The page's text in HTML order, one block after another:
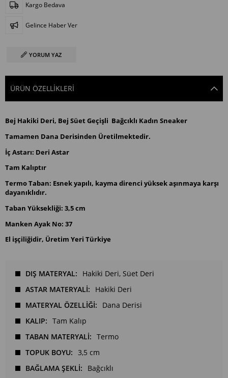
Kargo Bedava
Gelince Haber Ver
YORUM YAZ
ÜRÜN ÖZELLIKLERI
Bej Hakiki Deri, Bej Süet Geçişli Bağcıklı Kadın Sneaker
Tamamen Dana Derisinden Üretilmektedir.
İç Astarı: Deri Astar
Tam Kalıptır
Termo Taban: Esnek yapılı, kayma direnci yüksek aşınmaya karşı
dayanıklıdır.
Taban Yüksekliği: 3,5 cm
Manken Ayak No: 37
El işçiliğidir, Üretim Yeri Türkiye
DIŞ MATERYAL Hakiki Deri Süet Deri
ASTAR MATERYALİ
Hakiki Deri
MATERYAL ÖZELLİĞİ
Dana Derisi
KALIP
Tam Kalıp
TABAN MATERYALİ
Termo
TOPUK BOYU
3,5 cm
BAĞLAMA ŞEKLİ
Bağcıklı